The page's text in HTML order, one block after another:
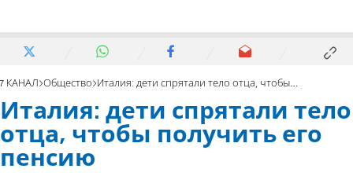
7 КАНАЛ Общество Италия: дети спрятали тело отца, чтобы получить его пенсию
Италия: дети спрятали тело
отца, чтобы получить его
пенсию